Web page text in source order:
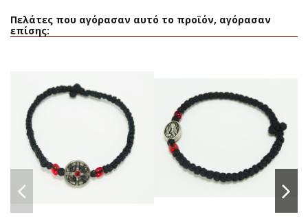
Πελάτες που αγόρασαν αυτό το προϊόν, αγόρασαν
επίσης: